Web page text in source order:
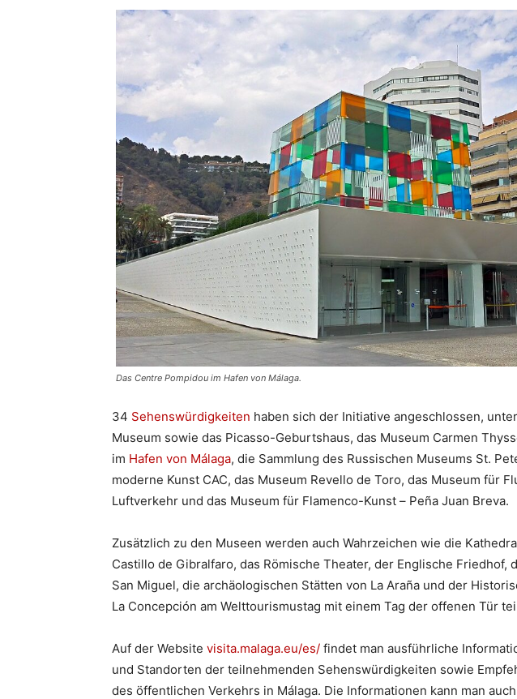
Das Centre Pompidou im Hafen von Málaga.
34 Sehenswürdigkeiten haben sich der Initiative angeschlossen,
Museum sowie das Picasso-Geburtshaus, das Museum Carmen
im Hafen von Málaga, die Sammlung des Russischen Museums St.
moderne Kunst CAC, das Museum Revello de Toro, das Museum für
Luftverkehr und das Museum für Flamenco-Kunst – Peña Juan Breva.
Zusätzlich zu den Museen werden auch Wahrzeichen wie die
Castillo de Gibralfaro, das Römische Theater, der Englische Friedhof,
San Miguel, die archäologischen Stätten von La Araña und der
La Concepción am Welttourismustag mit einem Tag der offenen Tür
Auf der Website visita.malaga.eu/es/ findet man ausführliche
und Standorten der teilnehmenden Sehenswürdigkeiten sowie
des öffentlichen Verkehrs in Málaga. Die Informationen kann man